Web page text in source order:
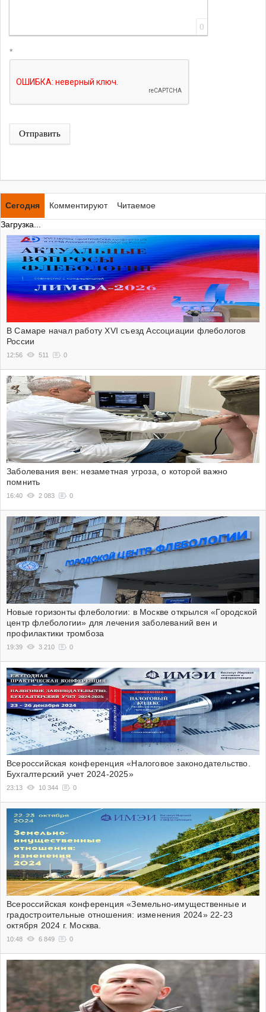
0
*
Отправить
Сегодня Комментируют
Читаемое
Загрузка...
В Самаре начал работу XVI съезд Ассоциации флебологов
России
12:56 511 0
Заболевания вен: незаметная угроза, о которой важно
помнить
16:40 2 083 0
Новые горизонты флебологии: в Москве открылся «Городской
центр флебологии» для лечения заболеваний вен и
профилактики тромбоза
19:39 3 210 0
Всероссийская конференция «Налоговое законодательство.
Бухгалтерский учет 2024-2025»
23:13 10 344 0
Всероссийская конференция «Земельно-имущественные и
градостроительные отношения: изменения 2024» 22-23
октября 2024 г. Москва.
10:48 6 849 0